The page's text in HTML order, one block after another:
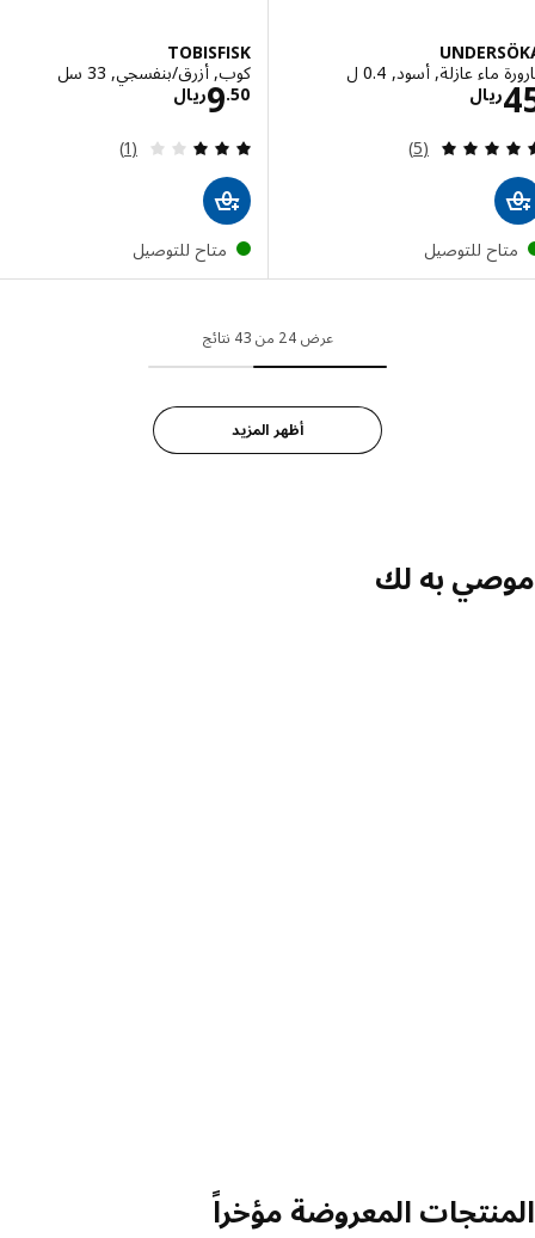
ماء عازلة, أسود, 0.4 ل
ريالالاسعار ريال 45
مراجعة: 5 من أصل 5 نجوم. إجمالي المراجعات:
(5)
للتوصيل
TOBISFISK
كوب, أزرق/بنفسجي, 33 سل
ريال9 الاسعار ريال 9.50
مراجعة: 3 من أصل 5 نجوم. إجمالي المراجعات:
(1)
متاح للتوصيل
عرض 24 من 43 نتائج
أظهر المزيد
به لك
المعروضة مؤخراً